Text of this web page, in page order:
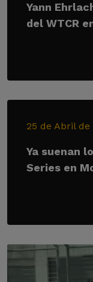
Yann
del WTCR
25 de Abril de
Ya suenan
Series en